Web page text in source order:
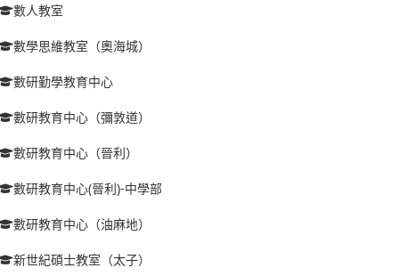
數人教室
數學思維教室（奧海城）
數研勤學教育中心
數研教育中心（彌敦道）
數研教育中心（晉利）
數研教育中心(晉利)-中學部
數研教育中心（油麻地）
新世紀碩士教室（太子）